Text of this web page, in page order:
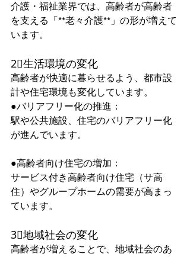
介護・福祉業界では、高齢者が高齢者
を支える「**老々介護**」の形が増えて
います。
2⃣生活環境の変化
高齢者が快適に暮らせるよう、都市設
計や住宅環境も変化しています。
●バリアフリー化の推進：
駅や公共施設、住宅のバリアフリー化
が進んでいます。
●高齢者向け住宅の増加：
サービス付き高齢者向け住宅（サ高
住）やグループホームの需要が高まっ
ています。
3⃣地域社会の変化
高齢者が増えることで、地域社会のあ